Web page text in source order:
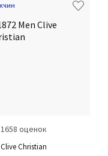
1658 оценок
Christian